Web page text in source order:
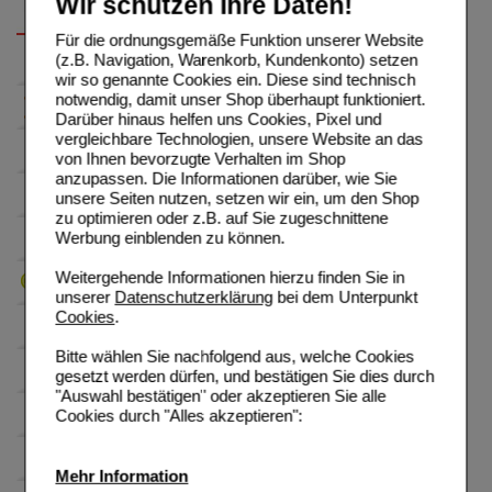
Für die ordnungsgemäße Funktion unserer Website
(z.B. Navigation, Warenkorb, Kundenkonto) setzen
wir so genannte Cookies ein. Diese sind technisch
notwendig, damit unser Shop überhaupt funktioniert.
Darüber hinaus helfen uns Cookies, Pixel und
vergleichbare Technologien, unsere Website an das
von Ihnen bevorzugte Verhalten im Shop
anzupassen. Die Informationen darüber, wie Sie
unsere Seiten nutzen, setzen wir ein, um den Shop
zu optimieren oder z.B. auf Sie zugeschnittene
Werbung einblenden zu können.
Weitergehende Informationen hierzu finden Sie in
unserer Datenschutzerklärungbei dem Unterpunkt
Cookies.
Bitte wählen Sie nachfolgend aus, welche Cookies
gesetzt werden dürfen, und bestätigen Sie dies durch
"Auswahl bestätigen" oder akzeptieren Sie alle
Cookies durch "Alles akzeptieren":
Mehr Information